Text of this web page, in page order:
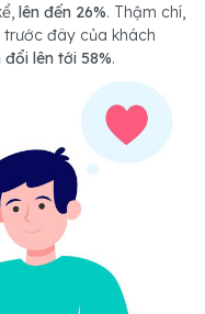
lên đến 26%. Thậm chí,
trước đây của khách
đổi lên tới 58%.